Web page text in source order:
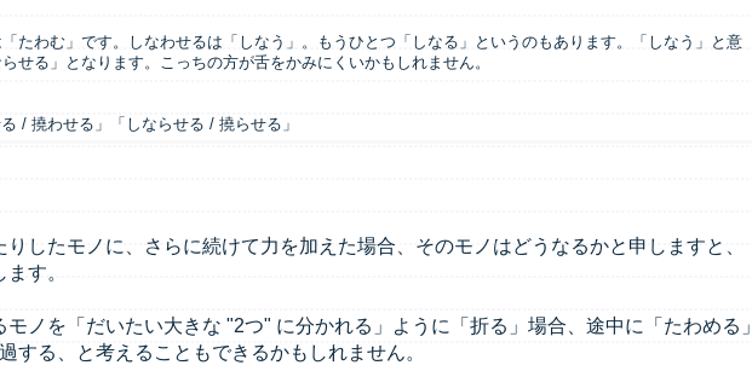
たわむ」です。しなわせるは「しなう」。もうひとつ「しなる」というのもあります。「しなう」と意
せる」となります。こっちの方が舌をかみにくいかもしれません。
/ 撓わせる」「しならせる / 撓らせる」
したモノに、さらに続けて力を加えた場合、そのモノはどうなるかと申しますと、
す。
ノを「だいたい大きな "2つ" に分かれる」ように「折る」場合、途中に「たわめる」
する、と考えることもできるかもしれません。